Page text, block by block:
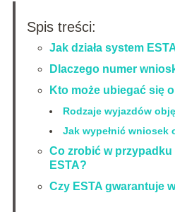
Spis treści:
Jak działa system
Dlaczego numer
Kto może ubiegać się
Rodzaje wyjazdów
Jak wypełnić wniosek
Co zrobić w
ESTA?
Czy ESTA gwarantuje